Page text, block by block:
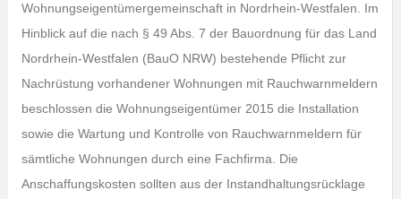
Wohnungseigentümergemeinschaft in Nordrhein-Westfalen. Im
Hinblick auf die nach § 49 Abs. 7 der Bauordnung für das Land
Nordrhein-Westfalen (BauO NRW) bestehende Pflicht zur
Nachrüstung vorhandener Wohnungen mit Rauchwarnmeldern
beschlossen die Wohnungseigentümer 2015 die Installation
sowie die Wartung und Kontrolle von Rauchwarnmeldern für
sämtliche Wohnungen durch eine Fachfirma. Die
Anschaffungskosten sollten aus der Instandhaltungsrücklage